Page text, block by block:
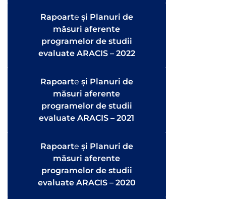
Rapoarte și Planuri de
măsuri aferente
programelor de studii
evaluate ARACIS – 2022
Rapoarte și Planuri de
măsuri aferente
programelor de studii
evaluate ARACIS – 2021
Rapoarte și Planuri de
măsuri aferente
programelor de studii
evaluate ARACIS – 2020